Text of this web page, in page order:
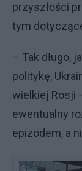
przyszłości
tym
– Tak długo,
politykę,
wielkiej Rosji
ewentualny
epizodem, a